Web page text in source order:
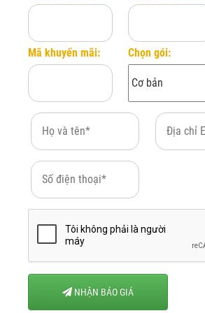
Mã khuyến mãi: Chọn gói:
NHẬN BÁO GIÁ